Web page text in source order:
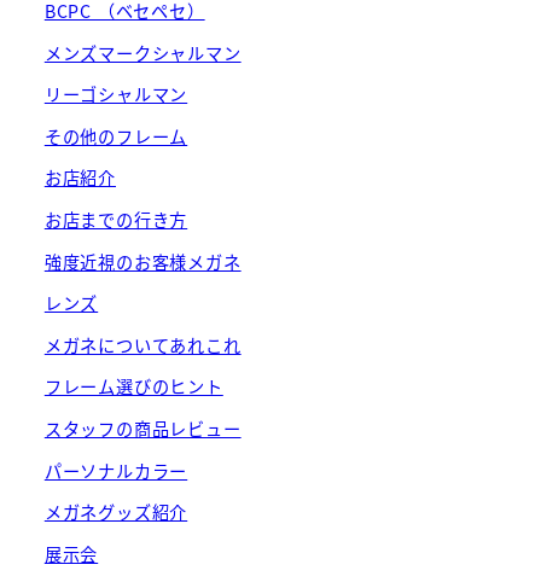
BCPC （ベセペセ）
メンズマークシャルマン
リーゴシャルマン
その他のフレーム
お店紹介
お店までの行き方
強度近視のお客様メガネ
レンズ
メガネについてあれこれ
フレーム選びのヒント
スタッフの商品レビュー
パーソナルカラー
メガネグッズ紹介
展示会